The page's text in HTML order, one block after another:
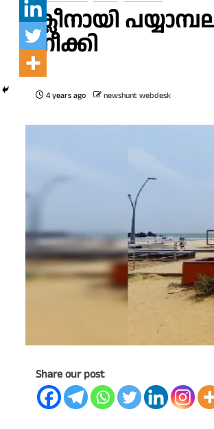
ക്ലീനായി
നീക്കി
4 years ago newshunt webdesk
Share our post